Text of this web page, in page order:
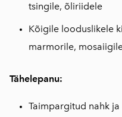
tsingile, õliriidele
Kõigile looduslikele
marmorile,
Tähelepanu:
Taimpargitud nahk